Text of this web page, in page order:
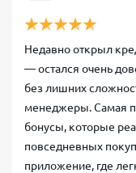
Недавно открыл
— остался очень
без лишних
менеджеры. Самая
бонусы, которые
повседневных
приложение, где